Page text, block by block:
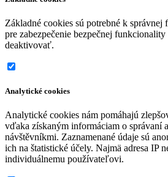
Základné cookies sú potrebné k správnej
pre zabezpečenie bezpečnej
deaktivovať.
Analytické cookies
Analytické cookies nám pomáhajú
vďaka získaným informáciam o správaní
návštěvníkmi. Zaznamenané údaje sú
ich na štatistické účely. Najmä adresa IP
individuálnemu používateľovi.